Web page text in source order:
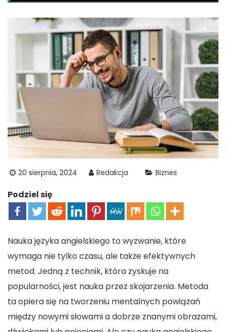
20 sierpnia, 2024 Redakcja Biznes
Podziel się
Nauka języka angielskiego to wyzwanie, które
wymaga nie tylko czasu, ale także efektywnych
metod. Jedną z technik, która zyskuje na
popularności, jest nauka przez skojarzenia. Metoda
ta opiera się na tworzeniu mentalnych powiązań
między nowymi słowami a dobrze znanymi obrazami,